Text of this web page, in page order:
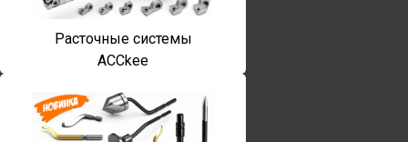
Расточные системы
ACCkee